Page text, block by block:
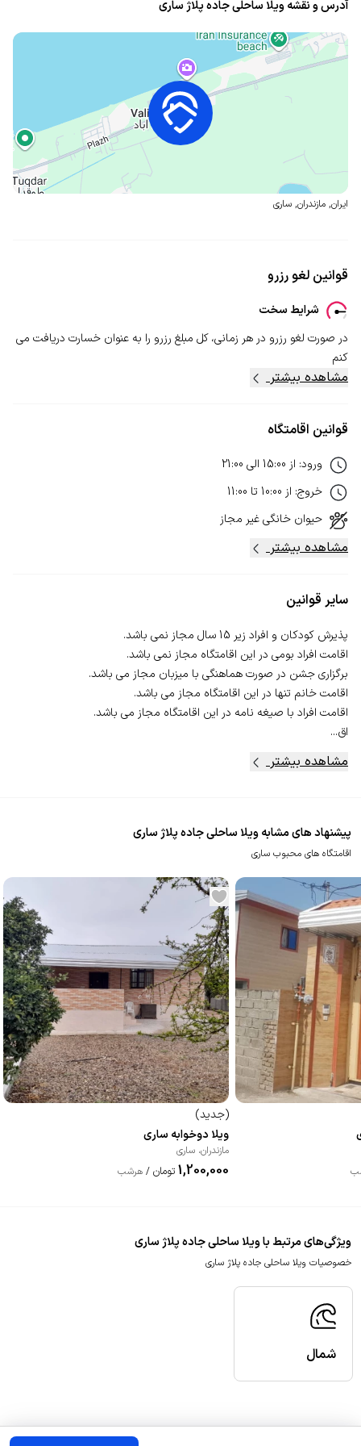
آدرس و نقشه ویلا ساحلی جاده پلاژ ساری
ایران, مازندران, ساری
قوانین لغو رزرو
شرایط سخت
در صورت لغو رزرو در هر زمانی، کل مبلغ رزرو را به عنوان خسارت دریافت می
کنم
مشاهده بیشتر
قوانین اقامتگاه
ورود: از 15:00 الی 21:00
خروج: از 10:00 تا 11:00
حیوان خانگیغیر مجاز
مشاهده بیشتر
سایر قوانین
اق...
مشاهده بیشتر
پیشنهاد های مشابه ویلا ساحلی جاده پلاژ ساری
اقامتگاه های محبوب ساری
(جدید)
ویلا دوخوابه ساری
مازندران، ساری
1,200,000 تومان / هرشب
ویژگی‌های مرتبط با ویلا ساحلی جاده پلاژ ساری
خصوصیات ویلا ساحلی جاده پلاژ ساری
شمال